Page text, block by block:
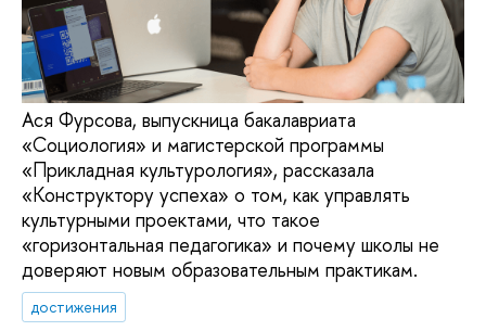
Ася Фурсова, выпускница бакалавриата
«Социология» и магистерской программы
«Прикладная культурология», рассказала
«Конструктору успеха» о том, как управлять
культурными проектами, что такое
«горизонтальная педагогика» и почему школы не
доверяют новым образовательным практикам.
достижения